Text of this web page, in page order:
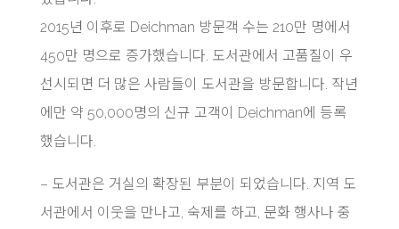
2015년 이후로 Deichman 방문객 수는 210만 명에서
450만 명으로 증가했습니다. 도서관에서 고품질이 우
선시되면 더 많은 사람들이 도서관을 방문합니다. 작년
에만 약 50,000명의 신규 고객이 Deichman에 등록
했습니다.
– 도서관은 거실의 확장된 부분이 되었습니다. 지역 도
서관에서 이웃을 만나고, 숙제를 하고, 문화 행사나 중